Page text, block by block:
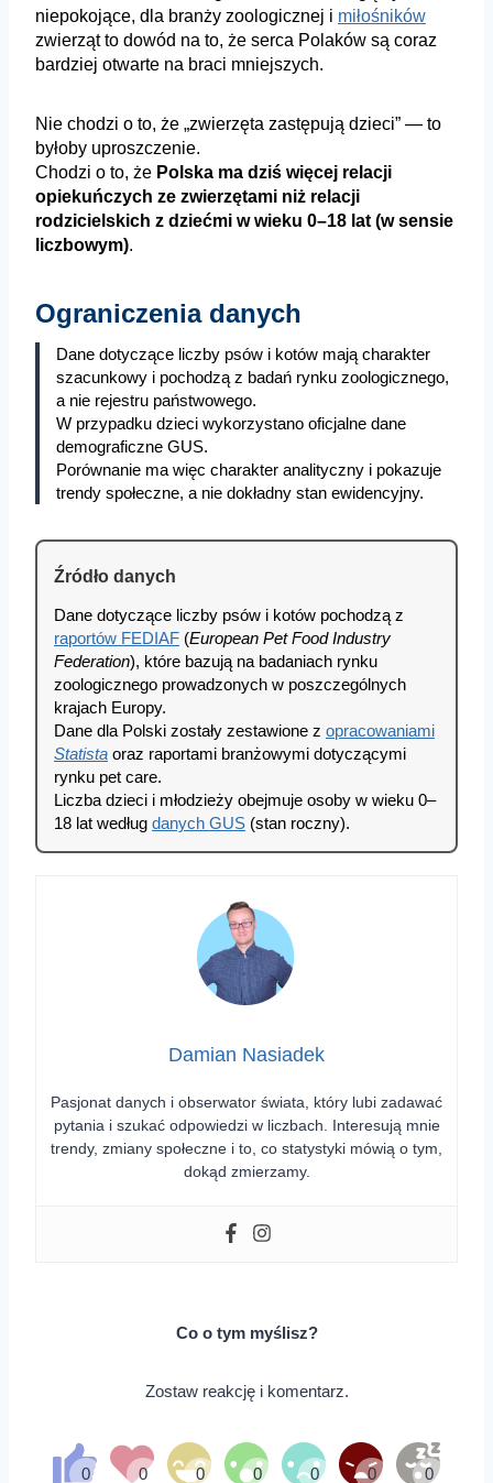
niepokojące, dla branży zoologicznej i miłośników
zwierząt to dowód na to, że serca Polaków są coraz
bardziej otwarte na braci mniejszych.
Nie chodzi o to, że „zwierzęta zastępują dzieci” — to
byłoby uproszczenie.
Chodzi o to, że Polska ma dziś więcej relacji
opiekuńczych ze zwierzętami niż relacji
rodzicielskich z dziećmi w wieku 0–18 lat (w sensie
liczbowym).
Ograniczenia danych
Dane dotyczące liczby psów i kotów mają charakter
szacunkowy i pochodzą z badań rynku zoologicznego,
a nie rejestru państwowego.
W przypadku dzieci wykorzystano oficjalne dane
demograficzne GUS.
Porównanie ma więc charakter analityczny i pokazuje
trendy społeczne, a nie dokładny stan ewidencyjny.
Źródło danych
Dane dotyczące liczby psów i kotów pochodzą z
raportów FEDIAF (European Pet Food Industry
Federation), które bazują na badaniach rynku
zoologicznego prowadzonych w poszczególnych
krajach Europy.
Dane dla Polski zostały zestawione z opracowaniami
Statista oraz raportami branżowymi dotyczącymi
rynku pet care.
Liczba dzieci i młodzieży obejmuje osoby w wieku 0–
18 lat według danych GUS (stan roczny).
Damian Nasiadek
Pasjonat danych i obserwator świata, który lubi zadawać
pytania i szukać odpowiedzi w liczbach. Interesują mnie
trendy, zmiany społeczne i to, co statystyki mówią o tym,
dokąd zmierzamy.
Co o tym myślisz?
Zostaw reakcję i komentarz.